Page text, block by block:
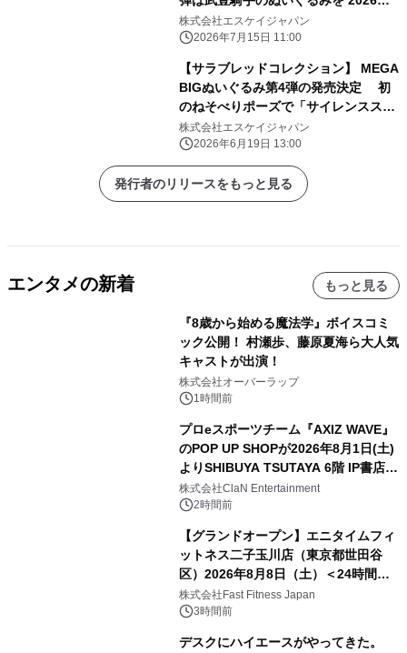
月下旬より展開スタート！
株式会社エスケイジャパン
2026年7月15日 11:00
【サラブレッドコレクション】 MEGA
BIGぬいぐるみ第4弾の発売決定 初
のねそべりポーズで「サイレンススズ
カ・ オジュウチョウサン」が登場！
株式会社エスケイジャパン
2026年6月19日 13:00
発行者のリリースをもっと見る
エンタメの新着 もっと見る
『8歳から始める魔法学』ボイスコミ
ック公開！ 村瀬歩、藤原夏海ら大人気
キャストが出演！
株式会社オーバーラップ
1時間前
プロeスポーツチーム『AXIZ WAVE』
のPOP UP SHOPが2026年8月1日(土)
よりSHIBUYA TSUTAYA 6階 IP書店で
開催決定！！
株式会社ClaN Entertainment
2時間前
【グランドオープン】エニタイムフィ
ットネス二子玉川店（東京都世田谷
区）2026年8月8日（土）＜24時間年
中無休のフィットネスジム＞
株式会社Fast Fitness Japan
3時間前
デスクにハイエースがやってきた。